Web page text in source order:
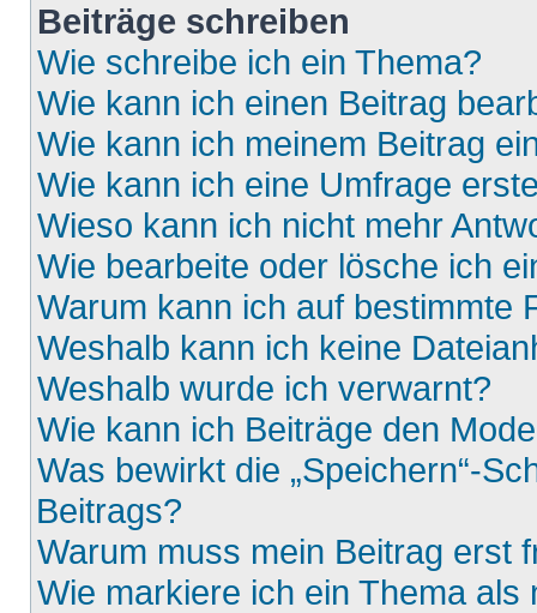
Beiträge schreiben
Wie schreibe ich ein Thema?
Wie kann ich einen Beitrag
Wie kann ich meinem Beitrag
Wie kann ich eine Umfrage
Wieso kann ich nicht mehr
Wie bearbeite oder lösche ich
Warum kann ich auf bestimmte
Weshalb kann ich keine
Weshalb wurde ich verwarnt?
Wie kann ich Beiträge den
Was bewirkt die „Speichern“-
Beitrags?
Warum muss mein Beitrag erst
Wie markiere ich ein Thema als